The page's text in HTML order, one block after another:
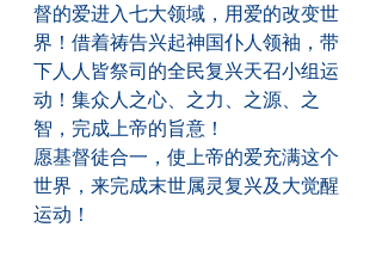
督的爱进入七大领域，用爱的改变世
界！借着祷告兴起神国仆人领袖，带
下人人皆祭司的全民复兴天召小组运
动！集众人之心、之力、之源、之
智，完成上帝的旨意！
愿基督徒合一，使上帝的爱充满这个
世界，来完成末世属灵复兴及大觉醒
运动！